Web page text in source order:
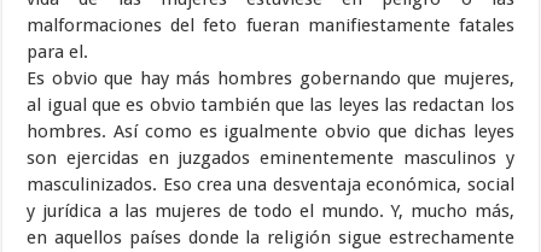
malformaciones del feto fueran manifiestamente fatales
para el.
Es obvio que hay más hombres gobernando que mujeres,
al igual que es obvio también que las leyes las redactan los
hombres. Así como es igualmente obvio que dichas leyes
son ejercidas en juzgados eminentemente masculinos y
masculinizados. Eso crea una desventaja económica, social
y jurídica a las mujeres de todo el mundo. Y, mucho más,
en aquellos países donde la religión sigue estrechamente